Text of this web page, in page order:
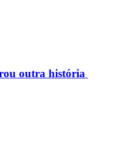
outra história